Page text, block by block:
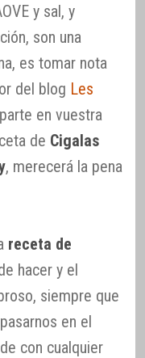
y sal, y
son una
es tomar nota
del blog Les
en vuestra
de Cigalas
, merecerá la pena
receta de
hacer y el
siempre que
en el
con cualquier